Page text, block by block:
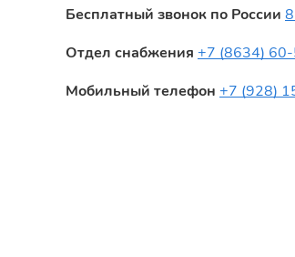
Бесплатный звонок по России
Отдел снабжения +7 (8634)
Мобильный телефон +7 (928)